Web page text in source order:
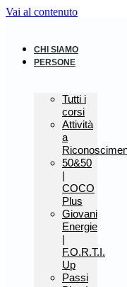
Vai al contenuto
CHI SIAMO
PERSONE
Tutti i
corsi
Attività
a
50&50
|
COCO
Plus
Giovani
Energie
|
F.O.R.T.I.
Up
Passi